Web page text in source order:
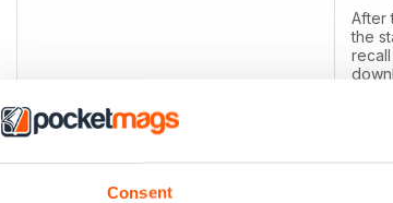
Consent
After
the